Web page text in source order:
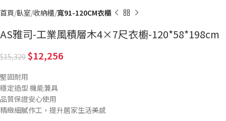
首頁 臥室 收納櫃 寬91-120CM衣櫃
AS雅司-工業風積層木4×7尺衣櫥-120*58*198cm
15,320 12,256
堅固耐用
穩定造型 機能兼具
品質保證安心使用
精緻細膩作工，提升居家生活美感